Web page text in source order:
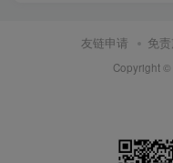
友链申请 免
Copyright ©